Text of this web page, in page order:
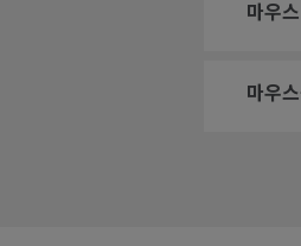
마우
마우